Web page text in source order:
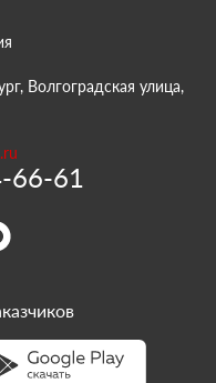
Волгоградская улица,
66-61